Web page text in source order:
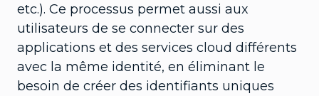
etc.). Ce processus permet aussi aux
utilisateurs de se connecter sur des
applications et des services cloud différents
avec la même identité, en éliminant le
besoin de créer des identifiants uniques